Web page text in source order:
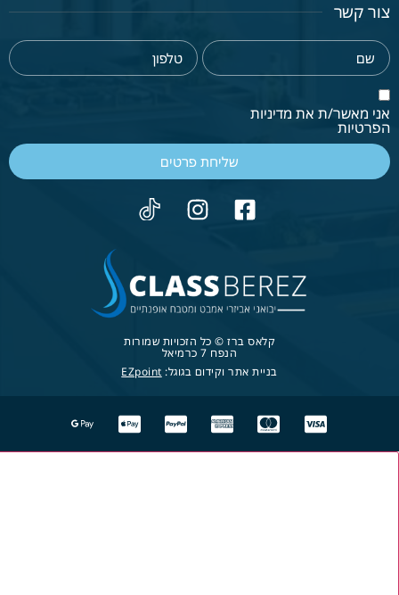
צור קשר
אני מאשר/ת את מדיניות
הפרטיות
שליחת פרטים
קלאס ברז © כל הזכויות שמורות
הנפח 7 כרמיאל
בניית אתר וקידום בגוגל: EZpoint